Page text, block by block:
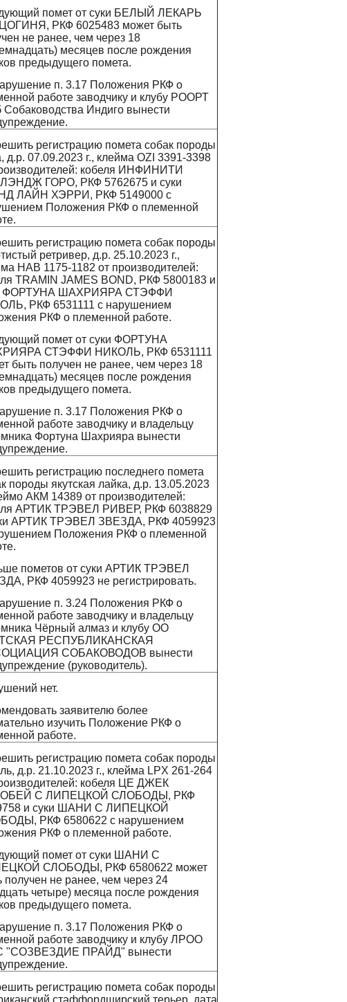
помет от суки БЕЛЫЙ ЛЕКАРЬ
РКФ 6025483 может быть
не ранее, чем через 18
месяцев после рождения
предыдущего помета.
п. 3.17 Положения РКФ о
работе заводчику и клубу РООРТ
Собаководства Индиго вынести
регистрацию помета собак породы
д.р. 07.09.2023 г., клейма OZI 3391-3398
кобеля ИНФИНИТИ
ГОРО, РКФ 5762675 и суки
ЛАЙН ХЭРРИ, РКФ 5149000 с
Положения РКФ о племенной
регистрацию помета собак породы
ретривер, д.р. 25.10.2023 г.,
HAB 1175-1182 от производителей:
TRAMIN JAMES BOND, РКФ 5800183 и
ФОРТУНА ШАХРИЯРА СТЭФФИ
РКФ 6531111 с нарушением
РКФ о племенной работе.
помет от суки ФОРТУНА
СТЭФФИ НИКОЛЬ, РКФ 6531111
быть получен не ранее, чем через 18
месяцев после рождения
предыдущего помета.
п. 3.17 Положения РКФ о
работе заводчику и владельцу
Фортуна Шахрияра вынести
регистрацию последнего помета
породы якутская лайка, д.р. 13.05.2023
АКМ 14389 от производителей:
АРТИК ТРЭВЕЛ РИВЕР, РКФ 6038829
АРТИК ТРЭВЕЛ ЗВЕЗДА, РКФ 4059923
Положения РКФ о племенной
пометов от суки АРТИК ТРЭВЕЛ
РКФ 4059923 не регистрировать.
п. 3.24 Положения РКФ о
работе заводчику и владельцу
Чёрный алмаз и клубу ОО
РЕСПУБЛИКАНСКАЯ
СОБАКОВОДОВ вынести
(руководитель).
нет.
заявителю более
изучить Положение РКФ о
работе.
регистрацию помета собак породы
д.р. 21.10.2023 г., клейма LPX 261-264
кобеля ЦЕ ДЖЕК
С ЛИПЕЦКОЙ СЛОБОДЫ, РКФ
и суки ШАНИ С ЛИПЕЦКОЙ
РКФ 6580622 с нарушением
РКФ о племенной работе.
помет от суки ШАНИ С
СЛОБОДЫ, РКФ 6580622 может
получен не ранее, чем через 24
четыре) месяца после рождения
предыдущего помета.
п. 3.17 Положения РКФ о
работе заводчику и клубу ЛРОО
"СОЗВЕЗДИЕ ПРАЙД" вынести
регистрацию помета собак породы
стаффордширский терьер, дата